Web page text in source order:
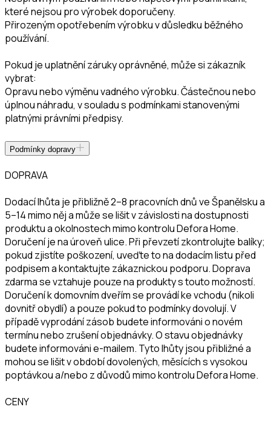
které nejsou pro výrobek doporučeny.
Přirozeným opotřebením výrobku v důsledku běžného
používání.
Pokud je uplatnění záruky oprávněné, může si zákazník
vybrat:
Opravu nebo výměnu vadného výrobku. Částečnou nebo
úplnou náhradu, v souladu s podmínkami stanovenými
platnými právními předpisy.
Podmínky dopravy
DOPRAVA
Dodací lhůta je přibližně 2–8 pracovních dnů ve Španělsku a
5–14 mimo něj a může se lišit v závislosti na dostupnosti
produktu a okolnostech mimo kontrolu Defora Home.
Doručení je na úroveň ulice. Při převzetí zkontrolujte balíky;
pokud zjistíte poškození, uveďte to na dodacím listu před
podpisem a kontaktujte zákaznickou podporu. Doprava
zdarma se vztahuje pouze na produkty s touto možností.
Doručení k domovním dveřím se provádí ke vchodu (nikoli
dovnitř obydlí) a pouze pokud to podmínky dovolují. V
případě vyprodání zásob budete informováni o novém
termínu nebo zrušení objednávky. O stavu objednávky
budete informováni e-mailem. Tyto lhůty jsou přibližné a
mohou se lišit v období dovolených, měsících s vysokou
poptávkou a/nebo z důvodů mimo kontrolu Defora Home.
CENY